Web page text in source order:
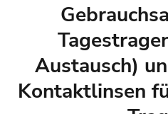
Austausch)
Kontaktlinsen